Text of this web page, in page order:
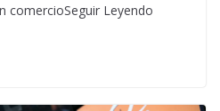
comercioSeguir Leyendo